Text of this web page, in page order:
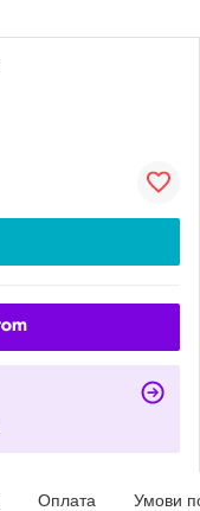
Оплата Умови